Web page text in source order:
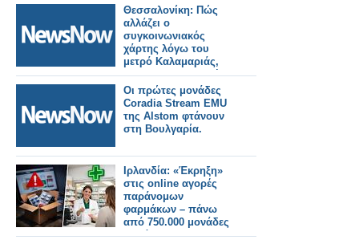
Θεσσαλονίκη: Πώς
αλλάζει ο
συγκοινωνιακός
χάρτης λόγω του
μετρό Καλαμαριάς,
ποιες λεωφορειακές
γραμμές
καταργούνται, ποιες
νέες θα
λειτουργήσουν, ποιες
αλλάζουν.
Οι πρώτες μονάδες
Coradia Stream EMU
της Alstom φτάνουν
στη Βουλγαρία.
Ιρλανδία: «Έκρηξη»
στις online αγορές
παράνομων
φαρμάκων – πάνω
από 750.000 μονάδες
μπλόκαρε η HPRA